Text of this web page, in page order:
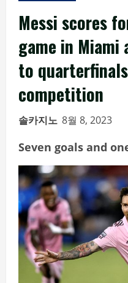
Messi scores
game in Miami
to
competition
솔카지노 8월 8, 2023
Seven goals and